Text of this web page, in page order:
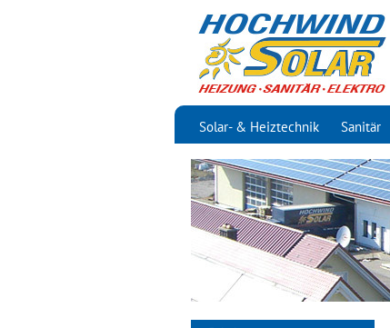
Solar- & Heiztechnik Sanitär